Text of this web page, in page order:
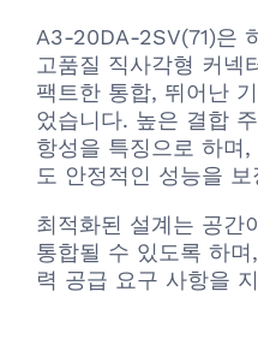
A3-20DA-2SV(71)은
고품질 직사각형 커넥
팩트한 통합, 뛰어난
었습니다. 높은 결합
항성을 특징으로 하며
도 안정적인 성능을 보
최적화된 설계는 공간
통합될 수 있도록 하
력 공급 요구 사항을